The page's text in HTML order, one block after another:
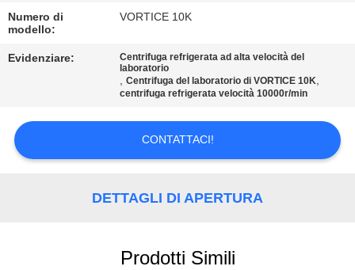
CONTATTACI
NOTIZIE
VR
Numero di
modello:
VORTICE 10K
Evidenziare:
Centrifuga refrigerata ad alta velocità del
laboratorio
,Centrifuga del laboratorio di VORTICE 10K,
centrifuga refrigerata velocità 10000r/min
CONTATTACI!
DETTAGLI DI APERTURA
Prodotti Simili